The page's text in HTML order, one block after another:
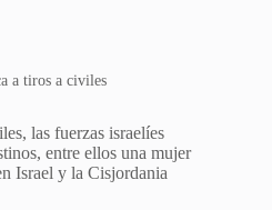
a tiros a civiles
las fuerzas israelíes
entre ellos una mujer
Israel y la Cisjordania